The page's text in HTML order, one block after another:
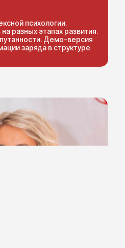
психологии.
разных этапах развития.
Демо-версия
заряда в структуре
терапии, что
со своими